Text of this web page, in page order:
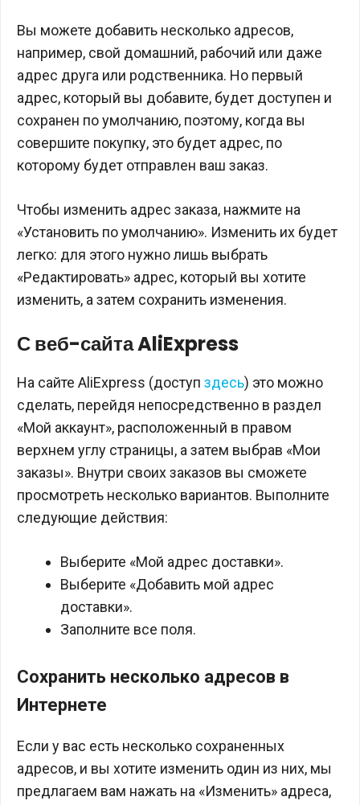
Вы можете добавить несколько адресов,
например, свой домашний, рабочий или даже
адрес друга или родственника. Но первый
адрес, который вы добавите, будет доступен и
сохранен по умолчанию, поэтому, когда вы
совершите покупку, это будет адрес, по
которому будет отправлен ваш заказ.
Чтобы изменить адрес заказа, нажмите на
«Установить по умолчанию». Изменить их будет
легко: для этого нужно лишь выбрать
«Редактировать» адрес, который вы хотите
изменить, а затем сохранить изменения.
С веб-сайта AliExpress
На сайте AliExpress (доступ здесь) это можно
сделать, перейдя непосредственно в раздел
«Мой аккаунт», расположенный в правом
верхнем углу страницы, а затем выбрав «Мои
заказы». Внутри своих заказов вы сможете
просмотреть несколько вариантов. Выполните
следующие действия:
Выберите «Мой адрес доставки».
Выберите «Добавить мой адрес
доставки».
Заполните все поля.
Сохранить несколько адресов в
Интернете
Если у вас есть несколько сохраненных
адресов, и вы хотите изменить один из них, мы
предлагаем вам нажать на «Изменить» адреса,